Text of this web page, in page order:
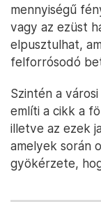
mennyiségű
vagy az ezüst
elpusztulhat,
felforrósodó
Szintén a
említi a cikk a
illetve az ezek
amelyek során
gyökérzete,